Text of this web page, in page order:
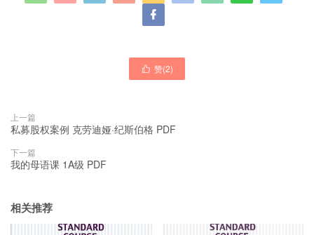

 赞(2)
上一篇
私募股权案例 克劳迪娅·纪斯伯格 PDF
下一篇
我的母语课 1A级 PDF
相关推荐